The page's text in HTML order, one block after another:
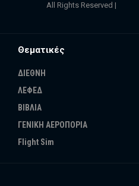
All Rights Reserved |
Θεματικές
ΔΙΕΘΝΗ
ΛΕΦΕΔ
ΒΙΒΛΙΑ
ΓΕΝΙΚΗ ΑΕΡΟΠΟΡΙΑ
Flight Sim